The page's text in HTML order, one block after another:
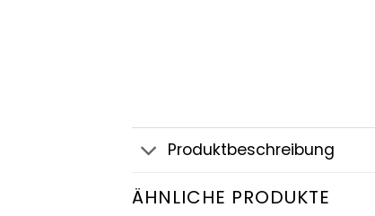
Produktbeschreibung
ÄHNLICHE PRODUKTE